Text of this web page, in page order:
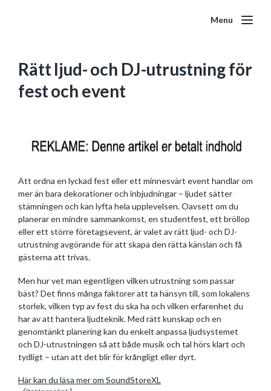
Menu
Rätt ljud- och DJ-utrustning för
fest och event
Att ordna en lyckad fest eller ett minnesvärt event handlar om
mer än bara dekorationer och inbjudningar – ljudet sätter
stämningen och kan lyfta hela upplevelsen. Oavsett om du
planerar en mindre sammankomst, en studentfest, ett bröllop
eller ett större företagsevent, är valet av rätt ljud- och DJ-
utrustning avgörande för att skapa den rätta känslan och få
gästerna att trivas.
Men hur vet man egentligen vilken utrustning som passar
bäst? Det finns många faktorer att ta hänsyn till, som lokalens
storlek, vilken typ av fest du ska ha och vilken erfarenhet du
har av att hantera ljudteknik. Med rätt kunskap och en
genomtänkt planering kan du enkelt anpassa ljudsystemet
och DJ-utrustningen så att både musik och tal hörs klart och
tydligt – utan att det blir för krångligt eller dyrt.
Här kan du läsa mer om SoundStoreXL